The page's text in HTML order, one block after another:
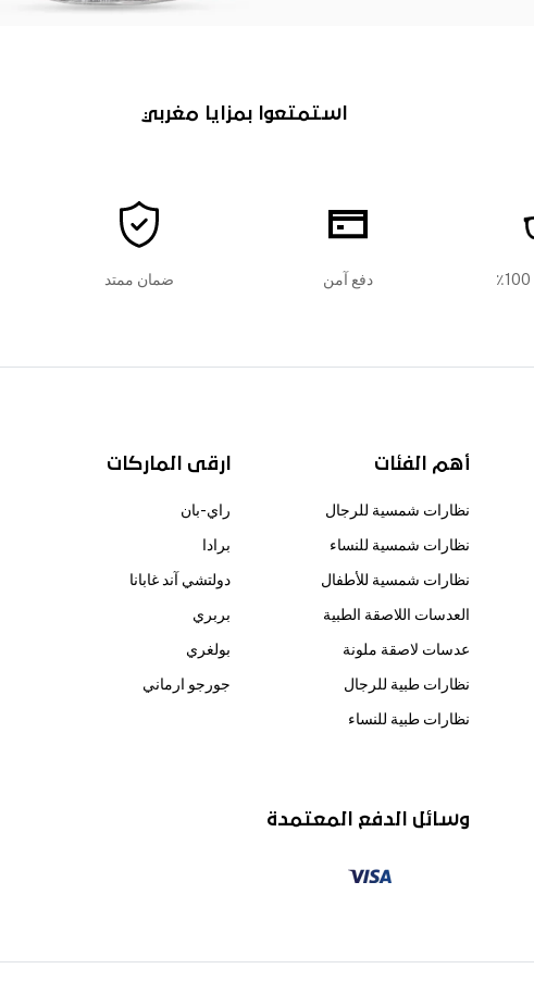
استمتعوا بمزايا مغربي
دفع آمن ضمان ممتد
أهم الفئات
نظارات شمسية للرجال
نظارات شمسية للنساء
نظارات شمسية للأطفال
العدسات اللاصقة الطبية
عدسات لاصقة ملونة
نظارات طبية للرجال
نظارات طبية للنساء
ارقى الماركات
راي-بان
برادا
دولتشي آند غابانا
بربري
بولغري
جورجو ارماني
وسائل الدفع المعتمدة